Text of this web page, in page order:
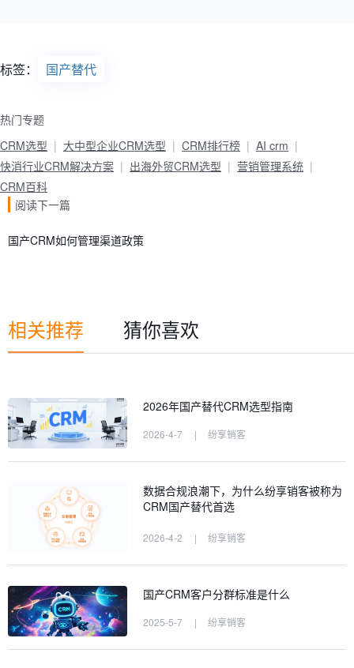
标签： 国产替代
热门专题
CRM选型
大中型企业CRM选型 CRM排行榜
AI crm
快消行业CRM解决方案
出海外贸CRM选型
营销管理系统
CRM百科
阅读下一篇
国产CRM如何管理渠道政策
相关推荐 猜你喜欢
2026年国产替代CRM选型指南
2026-4-7 | 纷享销客
数据合规浪潮下，为什么纷享销客被称为
CRM国产替代首选
2026-4-2 | 纷享销客
国产CRM客户分群标准是什么
2025-5-7 | 纷享销客